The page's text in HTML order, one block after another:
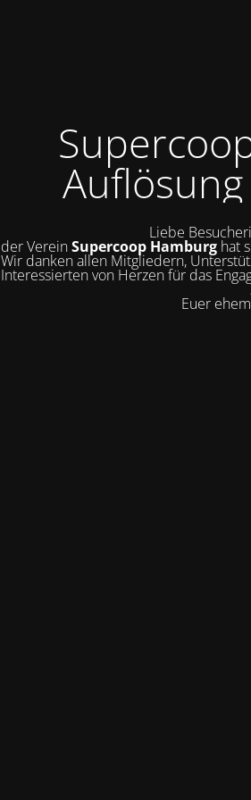
Liebe
der VereinSupercoop Hamburg hat
Wir danken allen Mitgliedern,
Interessierten von Herzen für das
Euer